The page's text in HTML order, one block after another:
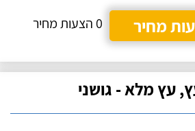
מחיר
0 הצעות מחיר
עץ מלא - גושני